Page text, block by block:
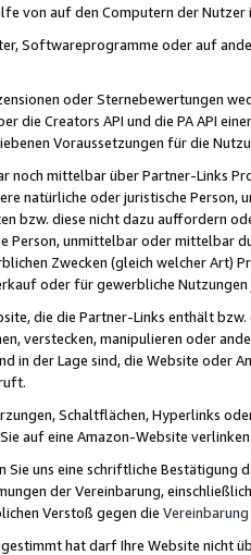
von auf den Computern der
Softwareprogramme oder auf
oder Sternebewertungen
die Creators API und die PA API
Voraussetzungen für die
noch mittelbar über Partner-Links
natürliche oder juristische
bzw. diese nicht dazu auffordern
Person, unmittelbar oder mittelbar
Zwecken (gleich welcher Art)
oder für gewerbliche
die die Partner-Links enthält
verstecken, manipulieren oder
in der Lage sind, die Website oder
Schaltflächen, Hyperlinks
auf eine Amazon-Website
Sie uns eine schriftliche
der Vereinbarung,
Verstoß gegen die Vereinbarung
hat darf Ihre Website nicht